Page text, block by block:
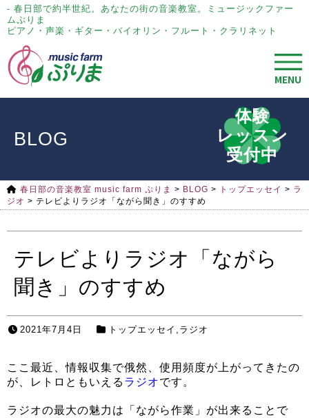
- 春日部で約半世紀。あなたの街の音楽教室。ミュージックファー
ムぷりま
ピアノ・声楽・ギター・バイオリン・フルート・クラリネット
MENU
BLOG
春日部の音楽教室 music farm ぷりま > BLOG > トップエッセイ > ラ
ジオ > テレビよりラジオ「ながら聞き」のすすめ
テレビよりラジオ「ながら
聞き」のすすめ
2021年7月4日 トップエッセイ , ラジオ
ここ最近、情報収集で俄然、使用頻度が上がってきたの
が、レトロともいえる ラジオです。
ラジオの最大の魅力は「ながら作業」が出来ることで
体験
レッスン
受付中